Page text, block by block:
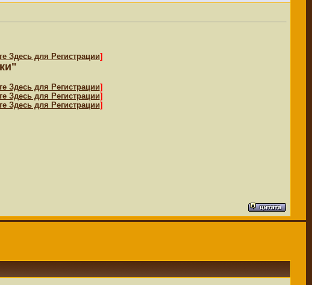
Здесь для Регистрации]
Здесь для Регистрации]
Здесь для Регистрации]
Здесь для Регистрации]